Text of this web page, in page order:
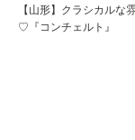
【山形】クラシカルな
♡『コンチェルト』